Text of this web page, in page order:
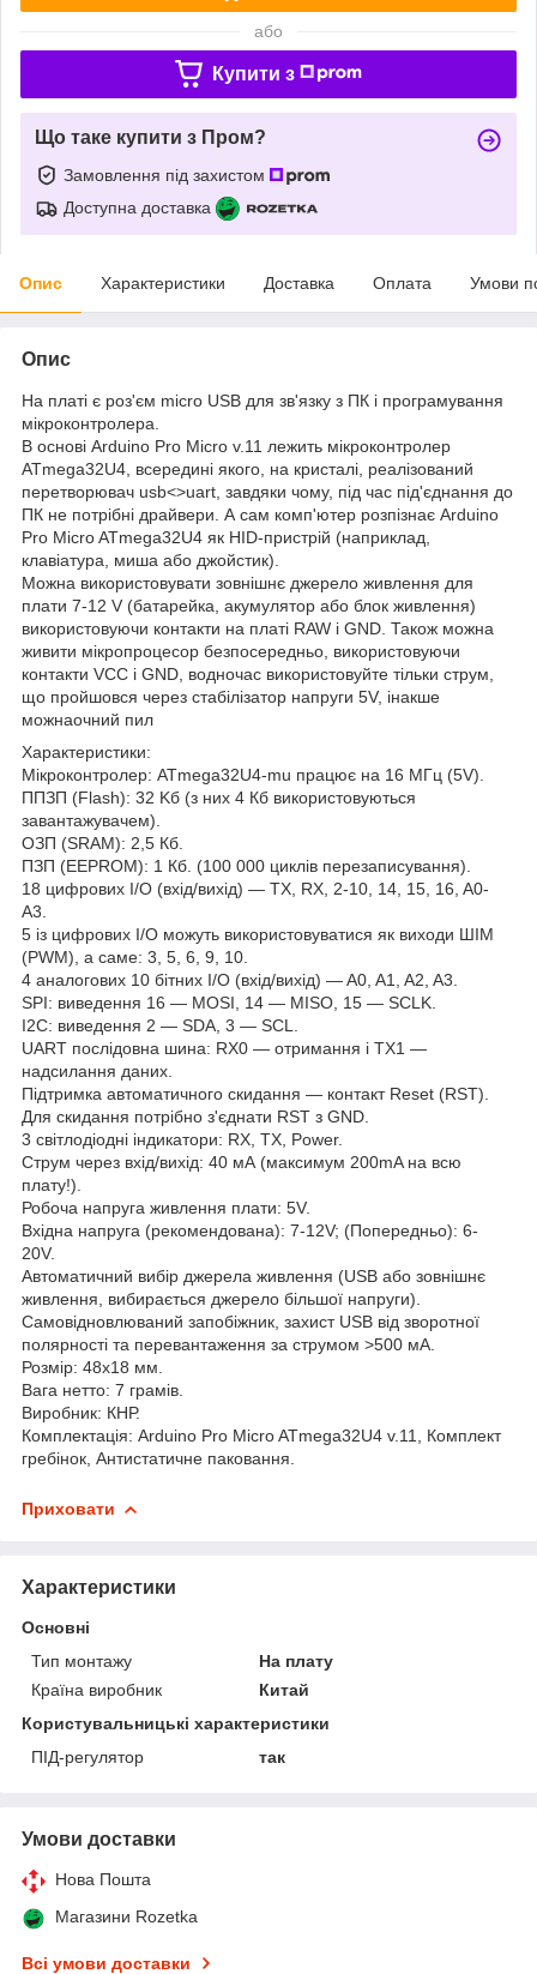
або
Купити з
Що таке купити з Пром?
Замовлення під захистом
Доступна доставка
Опис Характеристики Доставка Оплата Умови
Опис
На платі є роз'єм micro USB для зв'язку з ПК і програмування
мікроконтролера.
В основі Arduino Pro Micro v.11 лежить мікроконтролер
ATmega32U4, всередині якого, на кристалі, реалізований
перетворювач usb<>uart, завдяки чому, під час під'єднання до
ПК не потрібні драйвери. А сам комп'ютер розпізнає Arduino
Pro Micro ATmega32U4 як HID-пристрій (наприклад,
клавіатура, миша або джойстик).
Можна використовувати зовнішнє джерело живлення для
плати 7-12 V (батарейка, акумулятор або блок живлення)
використовуючи контакти на платі RAW і GND. Також можна
живити мікропроцесор безпосередньо, використовуючи
контакти VCC і GND, водночас використовуйте тільки струм,
що пройшовся через стабілізатор напруги 5V, інакше
можнаочний пил
Характеристики:
Мікроконтролер: ATmega32U4-mu працює на 16 МГц (5V).
ППЗП (Flash): 32 Kб (з них 4 Кб використовуються
завантажувачем).
ОЗП (SRAM): 2,5 Кб.
ПЗП (EEPROM): 1 Кб. (100 000 циклів перезаписування).
18 цифрових I/O (вхід/вихід) — TX, RX, 2-10, 14, 15, 16, A0-
A3.
5 із цифрових I/O можуть використовуватися як виходи ШІМ
(PWM), а саме: 3, 5, 6, 9, 10.
4 аналогових 10 бітних I/O (вхід/вихід) — A0, A1, A2, A3.
SPI: виведення 16 — MOSI, 14 — MISO, 15 — SCLK.
I2C: виведення 2 — SDA, 3 — SCL.
UART послідовна шина: RX0 — отримання і TX1 —
надсилання даних.
Підтримка автоматичного скидання — контакт Reset (RST).
Для скидання потрібно з'єднати RST з GND.
3 світлодіодні індикатори: RX, TX, Power.
Струм через вхід/вихід: 40 мА (максимум 200mA на всю
плату!).
Робоча напруга живлення плати: 5V.
Вхідна напруга (рекомендована): 7-12V; (Попередньо): 6-
20V.
Автоматичний вибір джерела живлення (USB або зовнішнє
живлення, вибирається джерело більшої напруги).
Самовідновлюваний запобіжник, захист USB від зворотної
полярності та перевантаження за струмом >500 мА.
Розмір: 48x18 мм.
Вага нетто: 7 грамів.
Виробник: КНР.
Комплектація: Arduino Pro Micro ATmega32U4 v.11, Комплект
гребінок, Антистатичне паковання.
Приховати
Характеристики
Основні
Тип монтажу
На плату
Країна виробник
Китай
Користувальницькі характеристики
ПІД-регулятор
так
Умови доставки
Нова Пошта
Магазини Rozetka
Всі умови доставки